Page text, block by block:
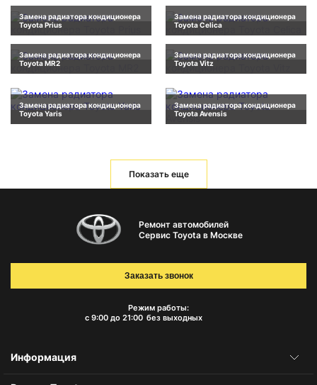
Замена радиатора кондиционера
Toyota Prius
Замена радиатора кондиционера
Toyota Celica
Замена радиатора кондиционера
Toyota MR2
Замена радиатора кондиционера
Toyota Vitz
Замена радиатора кондиционера
Toyota Yaris
Замена радиатора кондиционера
Toyota Avensis
Показать еще
Ремонт автомобилей
Сервис Toyota в Москве
Режим работы:
с 9:00 до 21:00 без выходных
Заказать звонок
Информация